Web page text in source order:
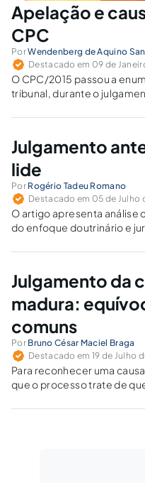
Apelação e
CPC
PorWendenberg de Aquino
Destacado em 09 de
O CPC/2015 passou a
tribunal, durante o
apreciado, elucidando o
Julgamento
lide
Por Rogério Tadeu Romano
Destacado em 05 de Julho
O artigo apresenta análise
do enfoque doutrinário e
Julgamento da
madura:
comuns
Por Bruno César Maciel Braga
Destacado em 19 de Julho
Para reconhecer uma
que o processo trate de
para imediato julgamento,